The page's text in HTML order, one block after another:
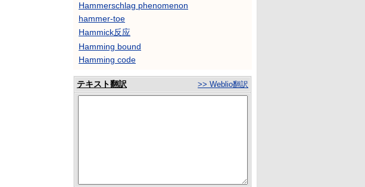
Hammerschlag phenomenon
hammer-toe
Hammick反应
Hamming bound
Hamming code
テキスト翻訳 >> Weblio翻訳